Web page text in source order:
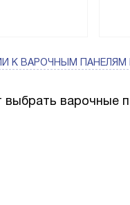
К ВАРОЧНЫМ ПАНЕЛЯМ
выбрать варочные